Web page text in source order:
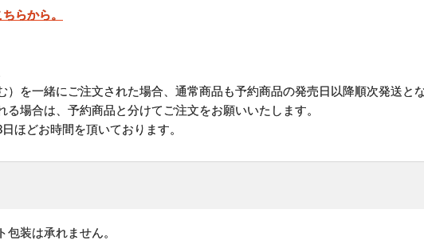
らから。
）を一緒にご注文された場合、通常商品も予約商品の発売日以降順次発送と
場合は、予約商品と分けてご注文をお願いいたします。
ほどお時間を頂いております。
包装は承れません。